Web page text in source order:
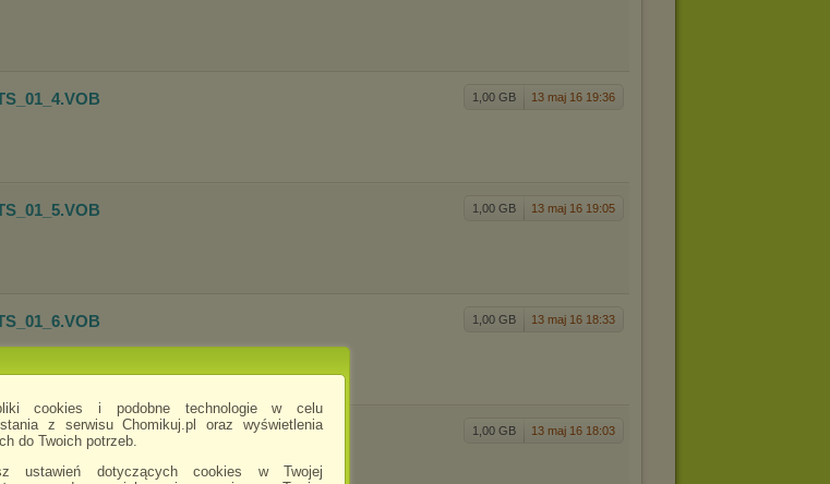
cookies i podobne technologie w celu
z serwisu Chomikuj.pl oraz wyświetlenia
do Twoich potrzeb.
ustawień dotyczących cookies w Twojej
1,00 GB 13 maj 16 19:36
.VOB
1,00 GB 13 maj 16 19:05
.VOB
1,00 GB 13 maj 16 18:33
.VOB
1,00 GB 13 maj 16 18:03
.VOB